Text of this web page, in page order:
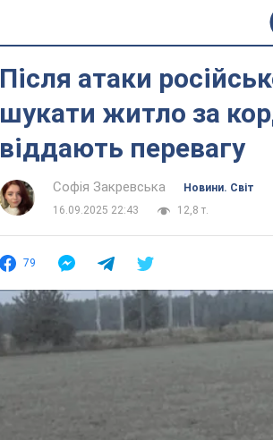
Після атаки
шукати житло за
віддають перевагу
Софія Закревська
Новини. Світ
16.09.2025 22:43
12,8 т.
79